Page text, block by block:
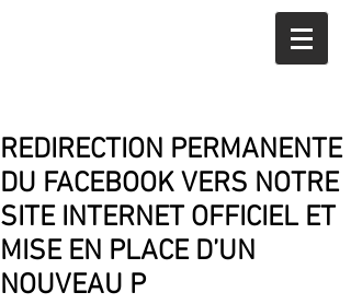
REDIRECTION PERMANENTE
DU FACEBOOK VERS NOTRE
SITE INTERNET OFFICIEL ET
MISE EN PLACE D’UN
NOUVEAU P